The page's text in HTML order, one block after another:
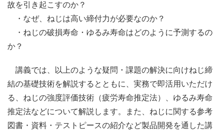
故を引き起こすのか？
・なぜ、ねじは高い締付力が必要なのか？
・ねじの破損寿命・ゆるみ寿命はどのように予測するの
か？
講義では、以上のような疑問・課題の解決に向けねじ締
結の基礎技術を解説するとともに、実務で即活用いただけ
る、ねじの強度評価技術（疲労寿命推定法）、ゆるみ寿命
推定法などについて解説します。また、ねじに関する参考
図書・資料・テストピースの紹介など製品開発を通した講